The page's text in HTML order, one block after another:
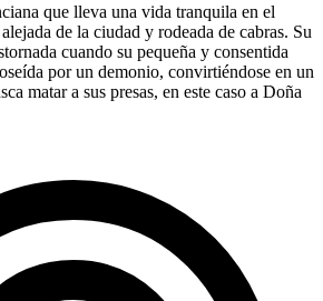
que lleva una vida tranquila en el
de la ciudad y rodeada de cabras. Su
cuando su pequeña y consentida
por un demonio, convirtiéndose en un
matar a sus presas, en este caso a Doña